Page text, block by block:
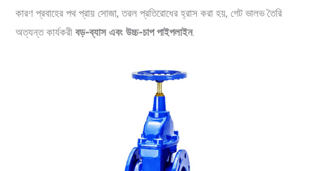
কারণ প্রবাহের পথ প্রায় সোজা, তরল প্রতিরোধের হ্রাস করা হয়, গেট ভালভ তৈরি
অত্যন্ত কার্যকরীবড়-ব্যাস এবং উচ্চ-চাপ পাইপলাইন.